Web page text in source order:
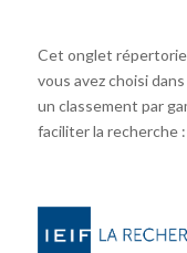
Cet onglet répertorie
vous avez choisi
un classement par
faciliter la recherche :